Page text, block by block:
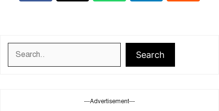
Search
---Advertisement---